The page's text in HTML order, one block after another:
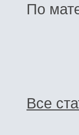
По
Все